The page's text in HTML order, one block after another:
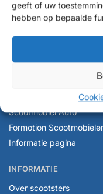
geeft of uw
hebben op bepaalde
Scootmobielen
Driewiel Scootmobielen
Scootmobiel Auto
Formotion
Informatie pagina
INFORMATIE
Over scootsters